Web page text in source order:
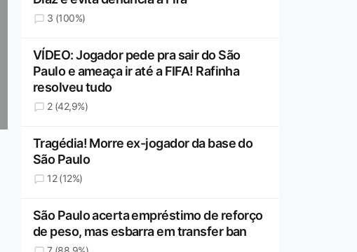
3 (100%)
VÍDEO: Jogador pede pra sair do São
Paulo e ameaça ir até a FIFA! Rafinha
resolveu tudo
2 (42,9%)
Tragédia! Morre ex-jogador da base do
São Paulo
12 (12%)
São Paulo acerta empréstimo de reforço
de peso, mas esbarra em transfer ban